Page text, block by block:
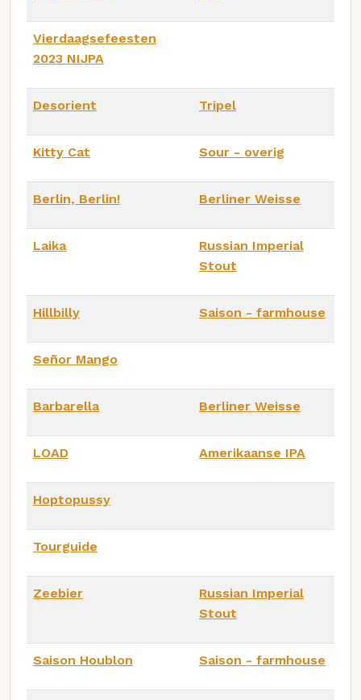
Vierdaagsefeesten
2023 NIJPA
Desorient Tripel
Kitty Cat Sour - overig
Berlin, Berlin! Berliner Weisse
Laika
Russian Imperial
Stout
Hillbilly Saison - farmhouse
Señor Mango
Barbarella Berliner Weisse
LOAD Amerikaanse IPA
Hoptopussy
Tourguide
Zeebier
Russian Imperial
Stout
Saison Houblon Saison - farmhouse